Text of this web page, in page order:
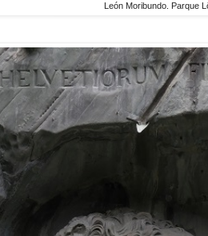
León Moribundo. Parque